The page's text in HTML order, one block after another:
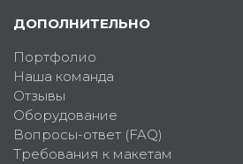
ДОПОЛНИТЕЛЬНО
Портфолио
Наша команда
Отзывы
Оборудование
Вопросы-ответ (FAQ)
Требования к макетам